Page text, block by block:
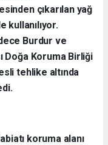
çıkarılan yağ
kullanılıyor.
Burdur ve
Doğa Koruma Birliği
tehlike altında
koruma alanı